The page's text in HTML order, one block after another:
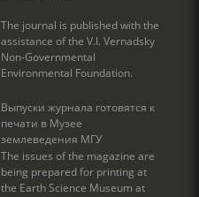
The journal is published with the
assistance of the V.I. Vernadsky
Non-Governmental
Environmental Foundation.
Выпуски журнала готовятся к
печати в Музее
землеведения МГУ
The issues of the magazine are
being prepared for printing at
the Earth Science Museum at